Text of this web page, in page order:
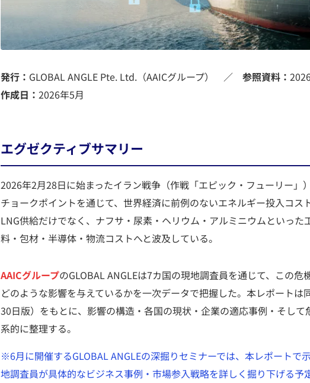
発行： GLOBAL ANGLE Pte. Ltd.（AAICグループ） ／ 参照資料：
作成日： 2026年5月
エグゼクティブサマリー
2026年2月28日に始まったイラン戦争（作戦「エピック・フューリー」
チョークポイントを通じて、世界経済に前例のないエネルギー投入コス
LNG供給だけでなく、ナフサ・尿素・ヘリウム・アルミニウムといった
料・包材・半導体・物流コストへと波及している。
AAICグループのGLOBAL ANGLEは7カ国の現地調査員を通じて、この
どのような影響を与えているかを一次データで把握した。本レポートは
30日版）をもとに、影響の構造・各国の現状・企業の適応事例・そし
系的に整理する。
※6月に開催するGLOBAL ANGLEの深掘りセミナーでは、本レポートで
地調査員が具体的なビジネス事例・市場参入戦略を詳しく掘り下げる予定